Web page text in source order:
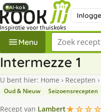
Menu Zoek een
Intermezze 1
U bent hier: Home › Recepten ›
Oud & Nieuw Seizoensrecepten
Recept van Lambert
AI-kok
AI-kok
AI-kok
AI-kok
AI-kok